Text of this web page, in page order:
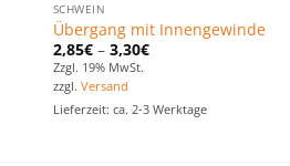
SCHWEIN
Übergang mit Innengewinde
2,85€– 3,30€
Zzgl. 19% MwSt.
zzgl. Versand
Lieferzeit: ca. 2-3 Werktage